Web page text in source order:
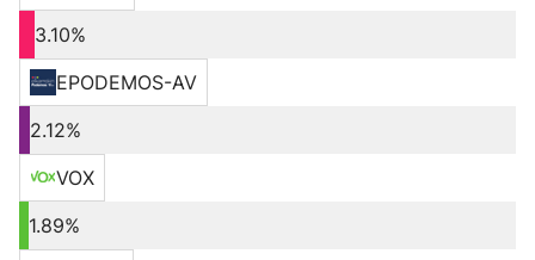
3.10%
EPODEMOS-AV
2.12%
VOX
1.89%